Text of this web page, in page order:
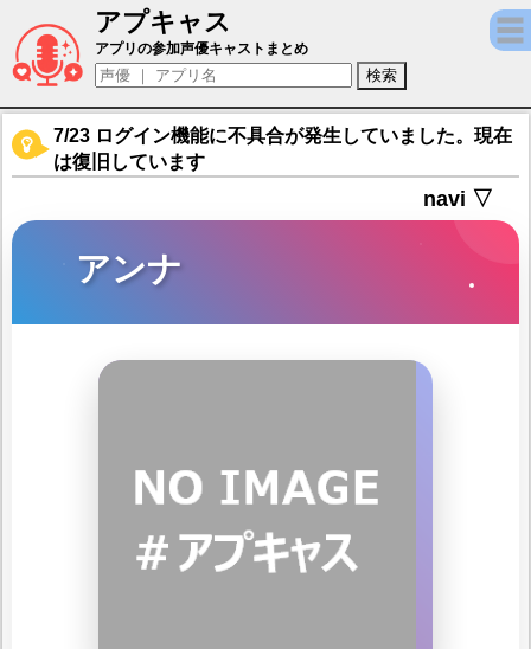
アプキャス
アンナ（声優：髙野麻美)【プリンセスコネ
アプリの参加声優キャストまとめ
7/23 ログイン機能に不具合が発生していました。現在
は復旧しています
navi ▽
アンナ